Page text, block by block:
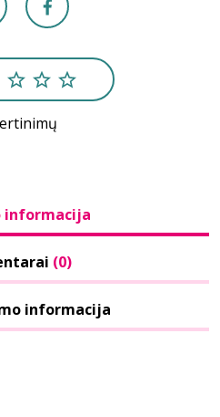
informacija
(0)
informacija